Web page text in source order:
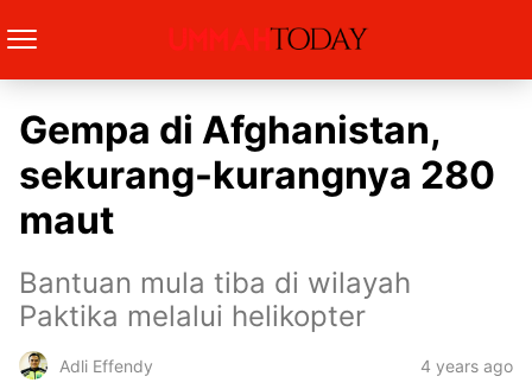
Gempa di Afghanistan,
sekurang-kurangnya 280
maut
Bantuan mula tiba di wilayah
Paktika melalui helikopter
Adli Effendy 4 years ago